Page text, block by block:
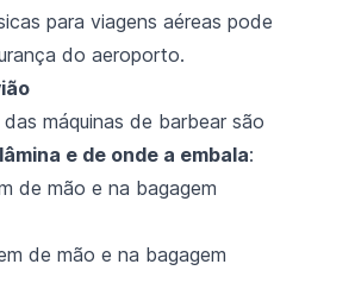
para viagens aéreas pode
do aeroporto.
máquinas de barbear são
e de onde a embala:
de mão e na bagagem
de mão e na bagagem